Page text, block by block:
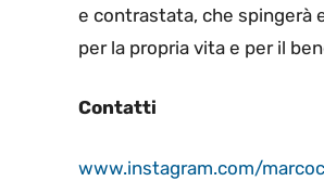
e contrastata, che spingerà
per la propria vita e per il
Contatti
www.instagram.com/